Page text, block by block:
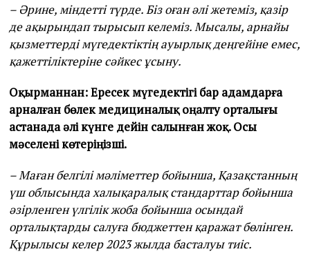
– Әрине, міндетті түрде. Біз оған әлі жетеміз, қазір
де ақырындап тырысып келеміз. Мысалы, арнайы
қызметтерді мүгедектіктің ауырлық деңгейіне емес,
қажеттіліктеріне сәйкес ұсыну.
Оқырманнан: Ересек мүгедектігі бар адамдарға
арналған бөлек медициналық оңалту орталығы
астанада әлі күнге дейін салынған жоқ. Осы
мәселені көтеріңізші.
– Маған белгілі мәліметтер бойынша, Қазақстанның
үш облысында халықаралық стандарттар бойынша
әзірленген үлгілік жоба бойынша осындай
орталықтарды салуға бюджеттен қаражат бөлінген.
Құрылысы келер 2023 жылда басталуы тиіс.